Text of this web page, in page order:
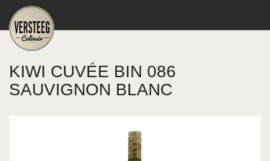
KIWI CUVÉE BIN 086
SAUVIGNON BLANC